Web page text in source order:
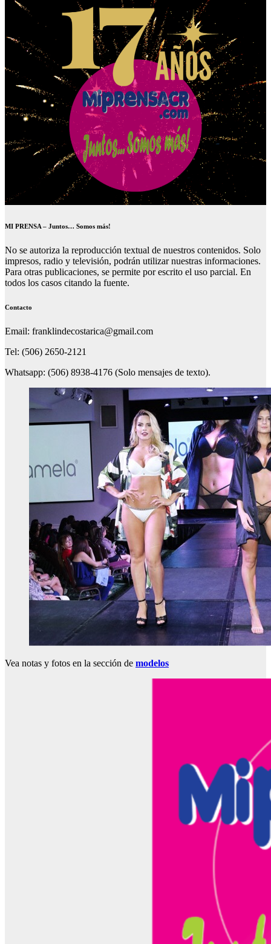
MI PRENSA – Juntos… Somos más!
No se autoriza la reproducción textual de nuestros contenidos. Solo
impresos, radio y televisión, podrán utilizar nuestras informaciones.
Para otras publicaciones, se permite por escrito el uso parcial. En
todos los casos citando la fuente.
Contacto
Email: franklindecostarica@gmail.com
Tel: (506) 2650-2121
Whatsapp: (506) 8938-4176 (Solo mensajes de texto).
Vea notas y fotos en la sección de modelos